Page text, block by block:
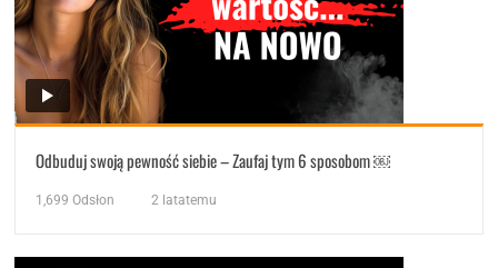
Odbuduj swoją pewność siebie – Zaufaj tym 6 sposobom ￼
1,699 Odsłon 2 latatemu